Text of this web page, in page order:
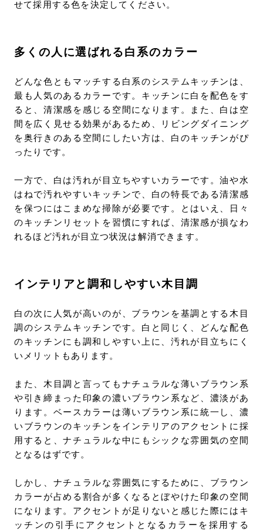
せて採用する色を決定してください。
多くの人に選ばれる白系のカラー
どんな色ともマッチする白系のシステムキッチンは、
最も人気のあるカラーです。キッチンに白を配色をす
ると、清潔感を感じる空間になります。また、白は空
間を広く見せる効果があるため、リビングダイニング
を奥行きのある空間にしたい方は、白のキッチンがぴ
ったりです。
一方で、白は汚れが目立ちやすいカラーです。油や水
はねで汚れやすいキッチンで、白の特長である清潔感
を保つにはこまめな掃除が必要です。とはいえ、日々
のキッチンリセットを習慣にすれば、清潔感が損なわ
れるほど汚れが目立つ状況は解消できます。
インテリアと調和しやすい木目調
白の次に人気が高いのが、ブラウンを基調とする木目
調のシステムキッチンです。白と同じく、どんな配色
のキッチンにも調和しやすい上に、汚れが目立ちにく
いメリットもあります。
また、木目調と言ってもナチュラルな薄いブラウン系
や引き締まった印象の濃いブラウン系など、濃淡があ
ります。ベースカラーは薄いブラウン系に統一し、濃
いブラウンのキッチンをインテリアのアクセントに採
用すると、ナチュラルな中にもシックな雰囲気の空間
となるはずです。
しかし、ナチュラルな雰囲気にするために、ブラウン
カラーが占める割合が多くなるとぼやけた印象の空間
になります。アクセントが足りないと感じた際にはキ
ッチンの引手にアクセントとなるカラーを採用する